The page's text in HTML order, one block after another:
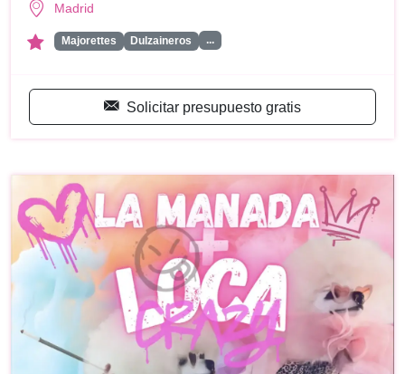
Madrid
Majorettes Dulzaineros ...
Solicitar presupuesto gratis